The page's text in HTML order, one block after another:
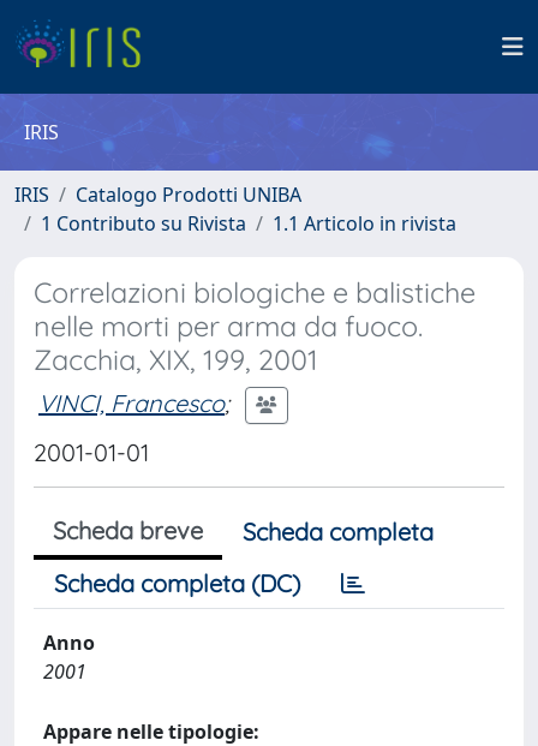
IRIS
IRIS
Catalogo Prodotti UNIBA
1 Contributo su Rivista
1.1 Articolo in rivista
Correlazioni biologiche e balistiche
nelle morti per arma da fuoco.
Zacchia, XIX, 199, 2001
VINCI, Francesco;
2001-01-01
Scheda breve
Scheda completa
Scheda completa (DC)
Anno
2001
Appare nelle tipologie: